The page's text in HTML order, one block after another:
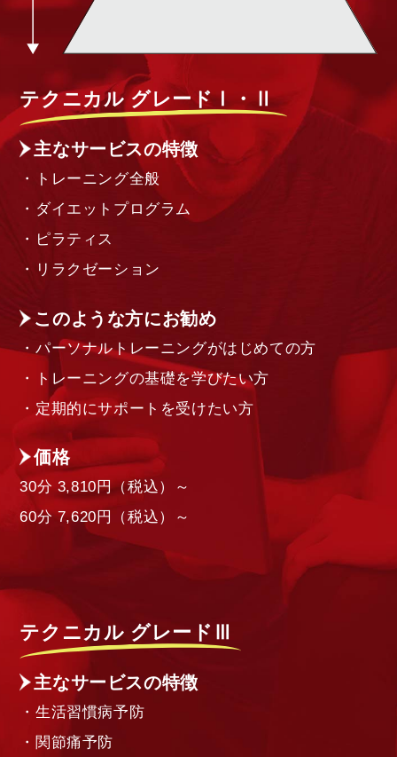
テクニカル グレードⅠ・Ⅱ
主なサービスの特徴
・トレーニング全般
・ダイエットプログラム
・ピラティス
・リラクゼーション
このような方にお勧め
・パーソナルトレーニングがはじめての方
・トレーニングの基礎を学びたい方
・定期的にサポートを受けたい方
価格
30分 3,810円（税込）～
60分 7,620円（税込）～
テクニカル グレードⅢ
主なサービスの特徴
・生活習慣病予防
・関節痛予防